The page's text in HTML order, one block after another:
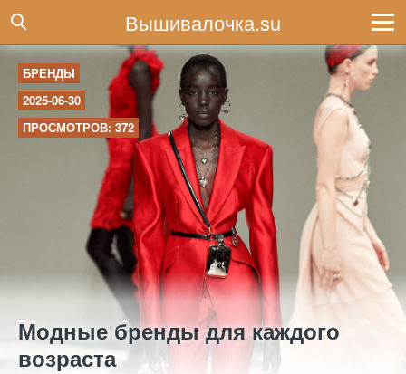
Вышивалочка.su
БРЕНДЫ
2025-06-30
ПРОСМОТРОВ: 372
Модные бренды для каждого
возраста